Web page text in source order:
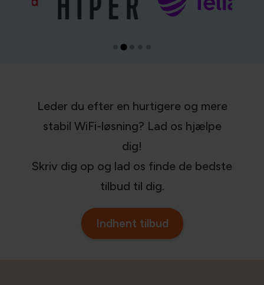
Leder du efter en hurtigere og mere
stabil WiFi-løsning? Lad os hjælpe
dig!
Skriv dig op og lad os finde de bedste
tilbud til dig.
Indhent tilbud